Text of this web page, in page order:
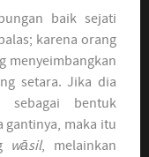
baik sejati
karena orang
menyeimbangkan
setara. Jika dia
sebagai bentuk
gantinya, maka itu
wāsil, melainkan